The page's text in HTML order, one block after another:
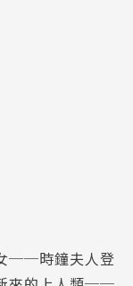
──時鐘夫人登